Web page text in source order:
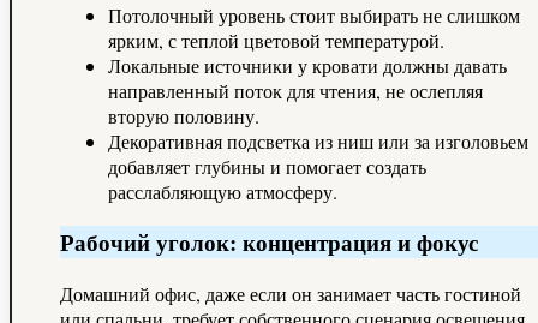
Потолочный уровень стоит выбирать не слишком
ярким, с теплой цветовой температурой.
Локальные источники у кровати должны давать
направленный поток для чтения, не ослепляя
вторую половину.
Декоративная подсветка из ниш или за изголовьем
добавляет глубины и помогает создать
расслабляющую атмосферу.
Рабочий уголок: концентрация и фокус
Домашний офис, даже если он занимает часть гостиной